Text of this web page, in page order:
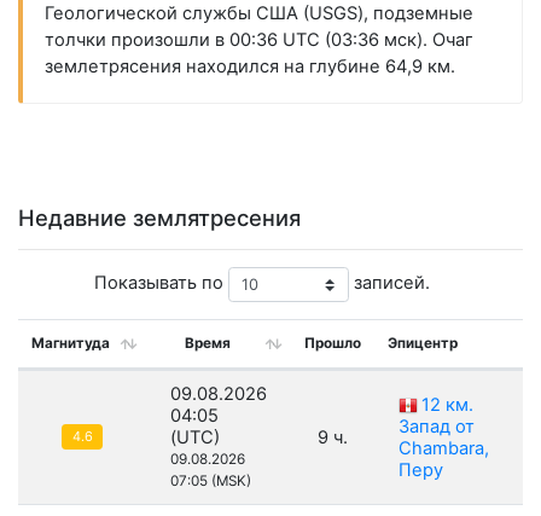
Геологической службы США (USGS), подземные
толчки произошли в 00:36 UTC (03:36 мск). Очаг
землетрясения находился на глубине 64,9 км.
Недавние землятресения
Показывать по записей.
Магнитуда Время Прошло Эпицентр
4.6
09.08.2026
04:05
(UTC)
09.08.2026
07:05 (MSK)
9 ч.
12 км.
Запад от
Chambara,
Перу